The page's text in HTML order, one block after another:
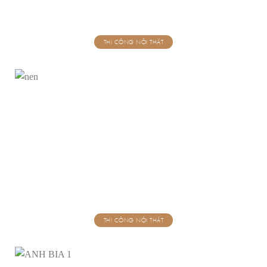
THI CÔNG NỘI THẤT
THI CÔNG NỘI THẤT